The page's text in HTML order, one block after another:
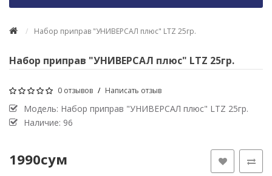
Набор приправ "УНИВЕРСАЛ плюс" LTZ 25гр.
Набор приправ "УНИВЕРСАЛ плюс" LTZ 25гр.
0 отзывов / Написать отзыв
Модель: Набор приправ "УНИВЕРСАЛ плюс" LTZ 25гр.
Наличие: 96
1990сум